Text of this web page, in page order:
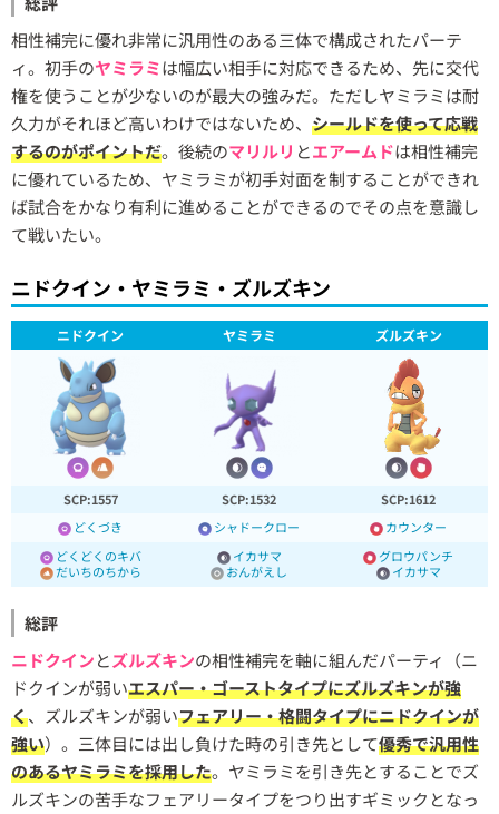
相性補完に優れ非常に汎用性のある三体で構成されたパーテ
ィ。初手のヤミラミは幅広い相手に対応できるため、先に交代
権を使うことが少ないのが最大の強みだ。ただしヤミラミは耐
久力がそれほど高いわけではないため、 シールドを使って応戦
するのがポイントだ。後続のマリルリ とエアームドは相性補完
に優れているため、ヤミラミが初手対面を制することができれ
ば試合をかなり有利に進めることができるのでその点を意識し
て戦いたい。
ニドクイン・ヤミラミ・ズルズキン
ニドクイン ヤミラミ ズルズキン
SCP:1557 SCP:1532
SCP:1612
どくづき
シャドークロー
カウンター
どくどくのキバ
だいちのちから
イカサマ
おんがえし
グロウパンチ
イカサマ
総評
ニドクインとズルズキンの相性補完を軸に組んだパーティ（ニ
ドクインが弱いエスパー・ゴーストタイプにズルズキンが強
く、ズルズキンが弱いフェアリー・格闘タイプにニドクインが
強い）。三体目には出し負けた時の引き先として優秀で汎用性
のあるヤミラミを採用した。ヤミラミを引き先とすることでズ
ルズキンの苦手なフェアリータイプをつり出すギミックとなっ